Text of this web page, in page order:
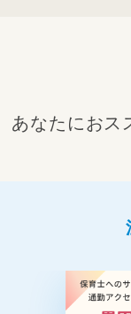
あなたにおス